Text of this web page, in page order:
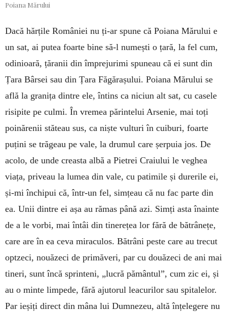
Poiana Mărului
Dacă hărțile României nu ți-ar spune că Poiana Mărului e
un sat, ai putea foarte bine să-l numești o țară, la fel cum,
odinioară, țăranii din împrejurimi spuneau că ei sunt din
Țara Bârsei sau din Țara Făgărașului. Poiana Mărului se
află la granița dintre ele, întins ca niciun alt sat, cu casele
risipite pe culmi. În vremea părintelui Arsenie, mai toți
poinărenii stăteau sus, ca niște vulturi în cuiburi, foarte
puțini se trăgeau pe vale, la drumul care șerpuia jos. De
acolo, de unde creasta albă a Pietrei Craiului le veghea
viața, priveau la lumea din vale, cu patimile și durerile ei,
și-mi închipui că, într-un fel, simțeau că nu fac parte din
ea. Unii dintre ei așa au rămas până azi. Simți asta înainte
de a le vorbi, mai întâi din tinerețea lor fără de bătrânețe,
care are în ea ceva miraculos. Bătrâni peste care au trecut
optzeci, nouăzeci de primăveri, par cu douăzeci de ani mai
tineri, sunt încă sprinteni, „lucră pământul”, cum zic ei, și
au o minte limpede, fără ajutorul leacurilor sau spitalelor.
Par ieșiți direct din mâna lui Dumnezeu, altă înțelegere nu